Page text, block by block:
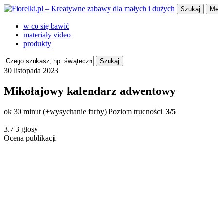
Szukaj
w co się bawić
materiały video
produkty
Szukaj
30 listopada 2023
Mikołajowy kalendarz adwentowy
ok 30 minut (+wysychanie farby) Poziom trudności: 3/5
3.7 3 głosy
Ocena publikacji